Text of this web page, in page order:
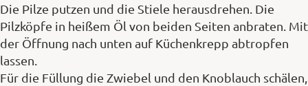
Die Pilze putzen und die Stiele herausdrehen. Die
Pilzköpfe in heißem Öl von beiden Seiten anbraten. Mit
der Öffnung nach unten auf Küchenkrepp abtropfen
lassen.
Für die Füllung die Zwiebel und den Knoblauch schälen,